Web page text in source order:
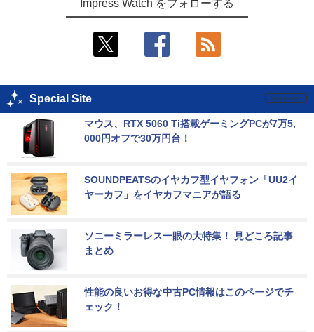
Impress Watch をフォローする
Special Site
マウス、RTX 5060 Ti搭載ゲーミングPCが7万5,
000円オフで30万円台！
SOUNDPEATSのイヤカフ型イヤフォン「UU2イ
ヤーカフ」をイヤカフマニアが語る
ソニーミラーレス一眼の大特集！ 見どころ記事
まとめ
性能の良いお得な中古PC情報はこのページでチ
ェック！